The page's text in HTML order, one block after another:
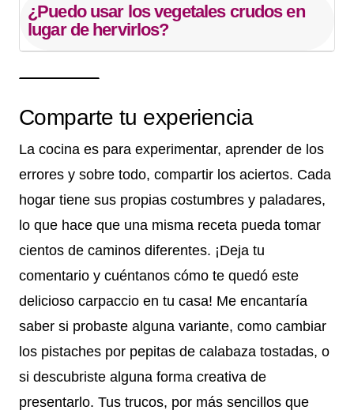
¿Puedo usar los vegetales crudos en
lugar de hervirlos?
Comparte tu experiencia
La cocina es para experimentar, aprender de los
errores y sobre todo, compartir los aciertos. Cada
hogar tiene sus propias costumbres y paladares,
lo que hace que una misma receta pueda tomar
cientos de caminos diferentes. ¡Deja tu
comentario y cuéntanos cómo te quedó este
delicioso carpaccio en tu casa! Me encantaría
saber si probaste alguna variante, como cambiar
los pistaches por pepitas de calabaza tostadas, o
si descubriste alguna forma creativa de
presentarlo. Tus trucos, por más sencillos que